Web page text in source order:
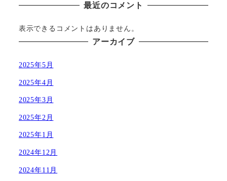
最近のコメント
表示できるコメントはありません。
アーカイブ
2025年5月
2025年4月
2025年3月
2025年2月
2025年1月
2024年12月
2024年11月